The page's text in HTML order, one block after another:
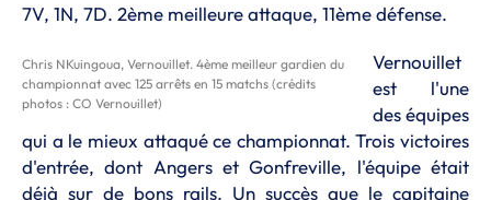
7V, 1N, 7D. 2ème meilleure attaque, 11ème défense.
Chris NKuingoua, Vernouillet. 4ème meilleur gardien du
championnat avec 125 arrêts en 15 matchs (crédits
photos : CO Vernouillet)
Vernouillet
est l'une
des équipes
qui a le mieux attaqué ce championnat. Trois victoires
d'entrée, dont Angers et Gonfreville, l'équipe était
déjà sur de bons rails. Un succès que le capitaine